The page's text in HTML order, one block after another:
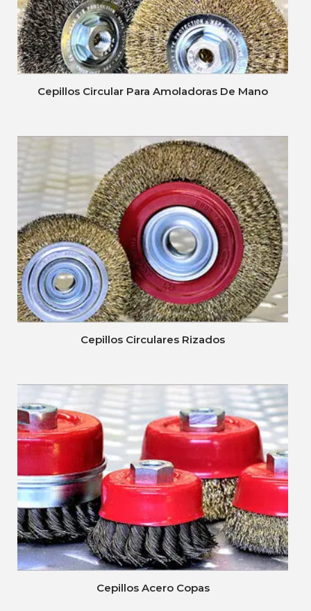
Cepillos Circular Para Amoladoras De Mano
Cepillos Circulares Rizados
Cepillos Acero Copas